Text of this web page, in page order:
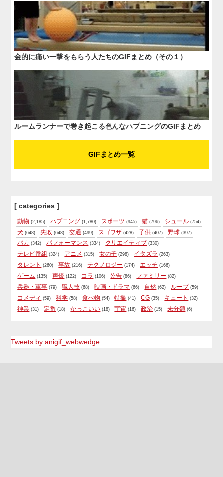
金的に痛い一撃をもらう人たちのGIFまとめ（その１）
ルームランナーで巻き起こる色んなハプニングのGIFまとめ
GIFまとめ一覧
[ categories ]
動物 (2,185) ハプニング (1,780) スポーツ (945) 猫 (796) シュール (754)
犬 (648) 失敗 (648) 交通 (499) スゴワザ (428) 子供 (407) 野球 (397)
バカ (342) パフォーマンス (334) クリエイティブ (330)
テレビ番組 (324) アニメ (315) 女の子 (298) イタズラ (263)
タレント (260) 事故 (216) テクノロジー (174) エッチ (166)
ゲーム (135) 声優 (122) コラ (106) 公告 (86) ファミリー (82)
兵器・軍事 (79) 職人技 (68) 映画・ドラマ (66) 自然 (62) ループ (59)
コメディ (59) 科学 (58) 食べ物 (54) 特撮 (41) CG (35) キュート (32)
神業 (31) 定番 (18) かっこいい (18) 宇宙 (16) 政治 (15) 未分類 (6)
Tweets by anigif_webwedge